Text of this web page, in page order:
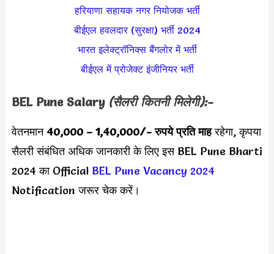
हरियाणा सहायक नगर नियोजक भर्ती
बीईएल हवलदार (सुरक्षा) भर्ती 2024
भारत इलेक्ट्रॉनिक्स बैंगलोर में भर्ती
बीईएल में प्रोजेक्ट इंजीनियर भर्ती
BEL Pune Salary (सैलरी कितनी मिलेगी):-
वेतनमान 40,000 – 1,40,000/- रुपये प्रति माहरहेगा, कृपया
सैलरी संबंधित अधिक जानकारी के लिए इस BEL Pune Bharti
2024 का Official BEL Pune Vacancy 2024
Notification जरूर चेक करें।